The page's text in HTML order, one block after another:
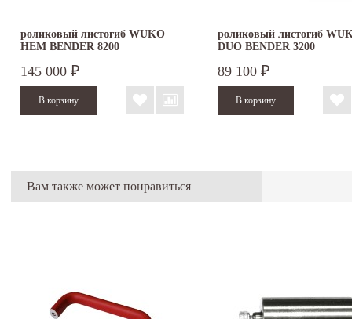
роликовый листогиб WUKO
HEM BENDER 8200
145 000 ₽
роликовый листогиб
DUO BENDER 3200
89 100 ₽
Вам также может понравиться